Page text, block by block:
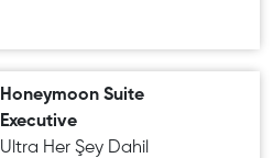
Honeymoon Suite
Executive
Ultra Her Şey Dahil